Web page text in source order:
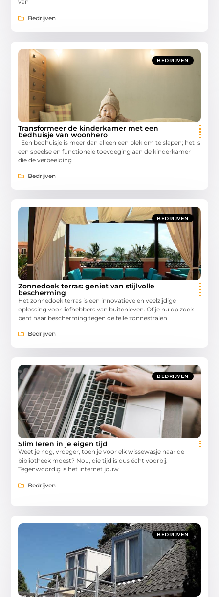
van
Bedrijven
BEDRIJVEN
Transformeer de kinderkamer met een
bedhuisje van woonhero
Een bedhuisje is meer dan alleen een plek om te slapen; het is
een speelse en functionele toevoeging aan de kinderkamer
die de verbeelding
Bedrijven
BEDRIJVEN
Zonnedoek terras: geniet van stijlvolle
bescherming
Het zonnedoek terras is een innovatieve en veelzijdige
oplossing voor liefhebbers van buitenleven. Of je nu op zoek
bent naar bescherming tegen de felle zonnestralen
Bedrijven
BEDRIJVEN
Slim leren in je eigen tijd
Weet je nog, vroeger, toen je voor elk wissewasje naar de
bibliotheek moest? Nou, die tijd is dus écht voorbij.
Tegenwoordig is het internet jouw
Bedrijven
BEDRIJVEN